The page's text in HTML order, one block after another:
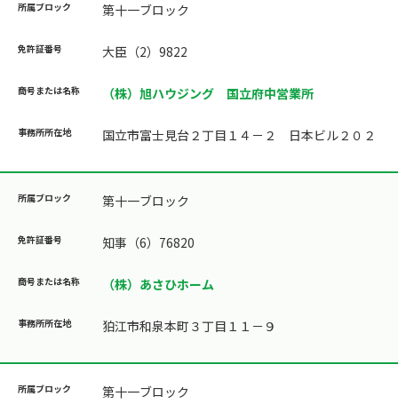
第十一ブロック
大臣（2）9822
（株）旭ハウジング 国立府中営業所
国立市富士見台２丁目１４－２ 日本ビル２０２
第十一ブロック
知事（6）76820
（株）あさひホーム
狛江市和泉本町３丁目１１－９
第十一ブロック